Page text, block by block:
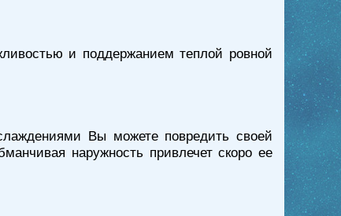
и поддержанием теплой ровной
Вы можете повредить своей
наружность привлечет скоро ее